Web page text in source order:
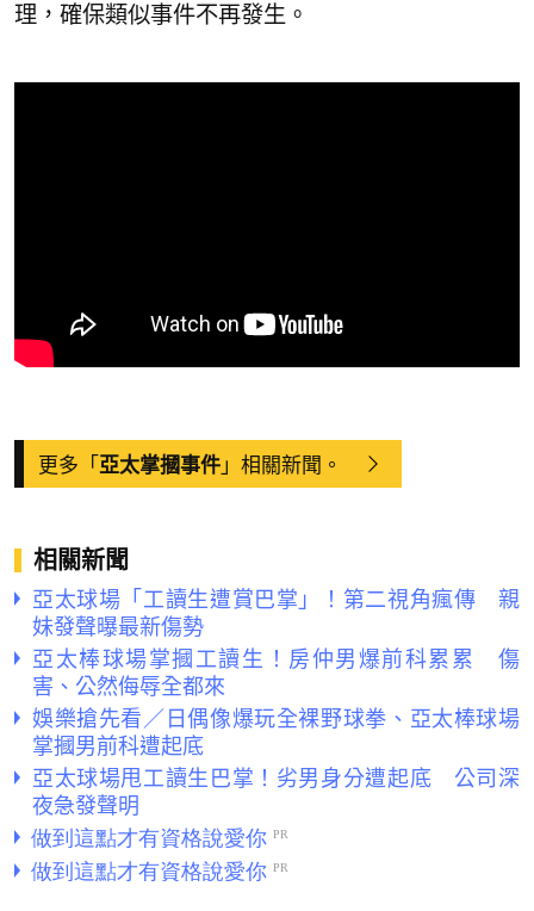
理，確保類似事件不再發生。
更多「亞太掌摑事件」相關新聞。
相關新聞
亞太球場「工讀生遭賞巴掌」！第二視角瘋傳 親
妹發聲曝最新傷勢
亞太棒球場掌摑工讀生！房仲男爆前科累累 傷
害、公然侮辱全都來
娛樂搶先看／日偶像爆玩全裸野球拳、亞太棒球場
掌摑男前科遭起底
亞太球場甩工讀生巴掌！劣男身分遭起底 公司深
夜急發聲明